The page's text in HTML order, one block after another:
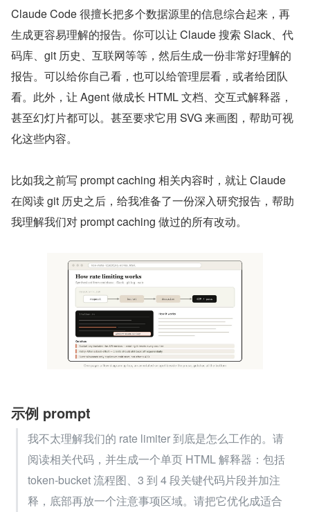
Claude Code 很擅长把多个数据源里的信息综合起来，再
生成更容易理解的报告。你可以让 Claude 搜索 Slack、代
码库、git 历史、互联网等等，然后生成一份非常好理解的
报告。可以给你自己看，也可以给管理层看，或者给团队
看。此外，让 Agent 做成长 HTML 文档、交互式解释器，
甚至幻灯片都可以。甚至要求它用 SVG 来画图，帮助可视
化这些内容。
比如我之前写 prompt caching 相关内容时，就让 Claude
在阅读 git 历史之后，给我准备了一份深入研究报告，帮助
我理解我们对 prompt caching 做过的所有改动。
示例 prompt
我不太理解我们的 rate limiter 到底是怎么工作的。请
阅读相关代码，并生成一个单页 HTML 解释器：包括
token-bucket 流程图、3 到 4 段关键代码片段并加注
释，底部再放一个注意事项区域。请把它优化成适合